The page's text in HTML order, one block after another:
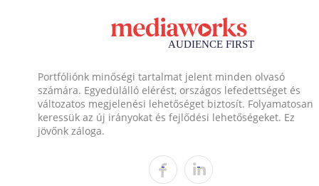
Portfóliónk minőségi tartalmat jelent minden olvasó
számára. Egyedülálló elérést, országos lefedettséget és
változatos megjelenési lehetőséget biztosít. Folyamatosan
keressük az új irányokat és fejlődési lehetőségeket. Ez
jövőnk záloga.